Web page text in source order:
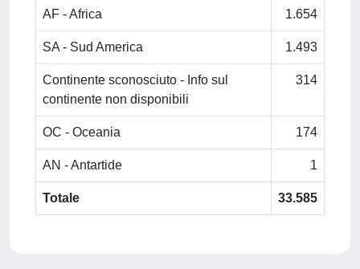
AF - Africa 1.654
SA - Sud America 1.493
Continente sconosciuto - Info sul
continente non disponibili
314
OC - Oceania 174
AN - Antartide 1
Totale 33.585